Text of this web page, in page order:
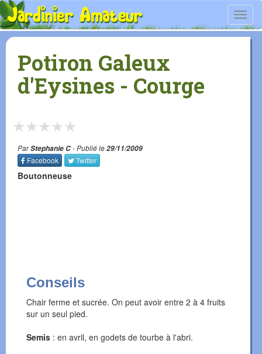
Potiron Galeux
d'Eysines - Courge
★
★
★
★
★
ParStephanie C- Publié le29/11/2009
Facebook
Twitter
Boutonneuse
Conseils
Chair ferme et sucrée. On peut avoir entre 2 à 4 fruits
sur un seul pied.
Semis : en avril, en godets de tourbe à l'abri.